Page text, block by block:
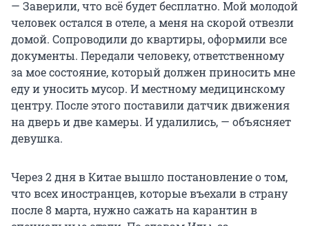
— Заверили, что всё будет бесплатно. Мой молодой
человек остался в отеле, а меня на скорой отвезли
домой. Сопроводили до квартиры, оформили все
документы. Передали человеку, ответственному
за мое состояние, который должен приносить мне
еду и уносить мусор. И местному медицинскому
центру. После этого поставили датчик движения
на дверь и две камеры. И удалились, — объясняет
девушка.
Через 2 дня в Китае вышло постановление о том,
что всех иностранцев, которые въехали в страну
после 8 марта, нужно сажать на карантин в